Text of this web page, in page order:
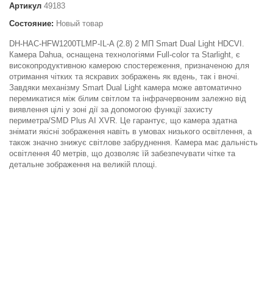
Артикул 49183
Состояние: Новый товар
DH-HAC-HFW1200TLMP-IL-A (2.8) 2 МП Smart Dual Light HDCVI.
Камера Dahua, оснащена технологіями Full-color та Starlight, є
високопродуктивною камерою спостереження, призначеною для
отримання чітких та яскравих зображень як вдень, так і вночі.
Завдяки механізму Smart Dual Light камера може автоматично
перемикатися між білим світлом та інфрачервоним залежно від
виявлення цілі у зоні дії за допомогою функції захисту
периметра/SMD Plus AI XVR. Це гарантує, що камера здатна
знімати якісні зображення навіть в умовах низького освітлення, а
також значно знижує світлове забруднення. Камера має дальність
освітлення 40 метрів, що дозволяє їй забезпечувати чітке та
детальне зображення на великій площі.